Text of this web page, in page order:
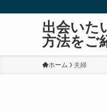
出会いた
方法をご
ホーム 夫婦